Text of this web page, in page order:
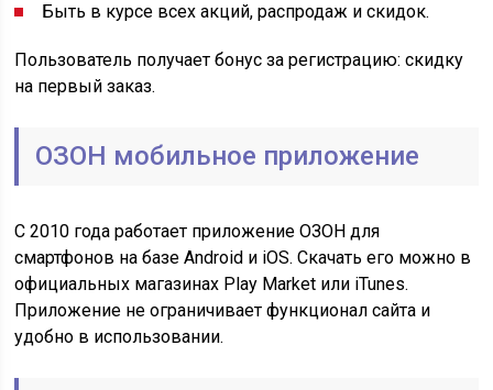
Быть в курсе всех акций, распродаж и скидок.
Пользователь получает бонус за регистрацию: скидку
на первый заказ.
ОЗОН мобильное приложение
С 2010 года работает приложение ОЗОН для
смартфонов на базе Android и iOS. Скачать его можно в
официальных магазинах Play Market или iTunes.
Приложение не ограничивает функционал сайта и
удобно в использовании.